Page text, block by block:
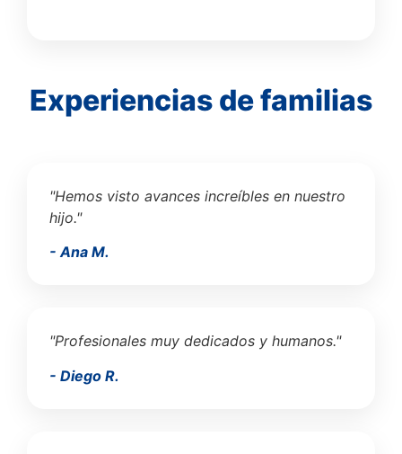
Experiencias de familias
"Hemos visto avances increíbles en nuestro
hijo."
- Ana M.
"Profesionales muy dedicados y humanos."
- Diego R.